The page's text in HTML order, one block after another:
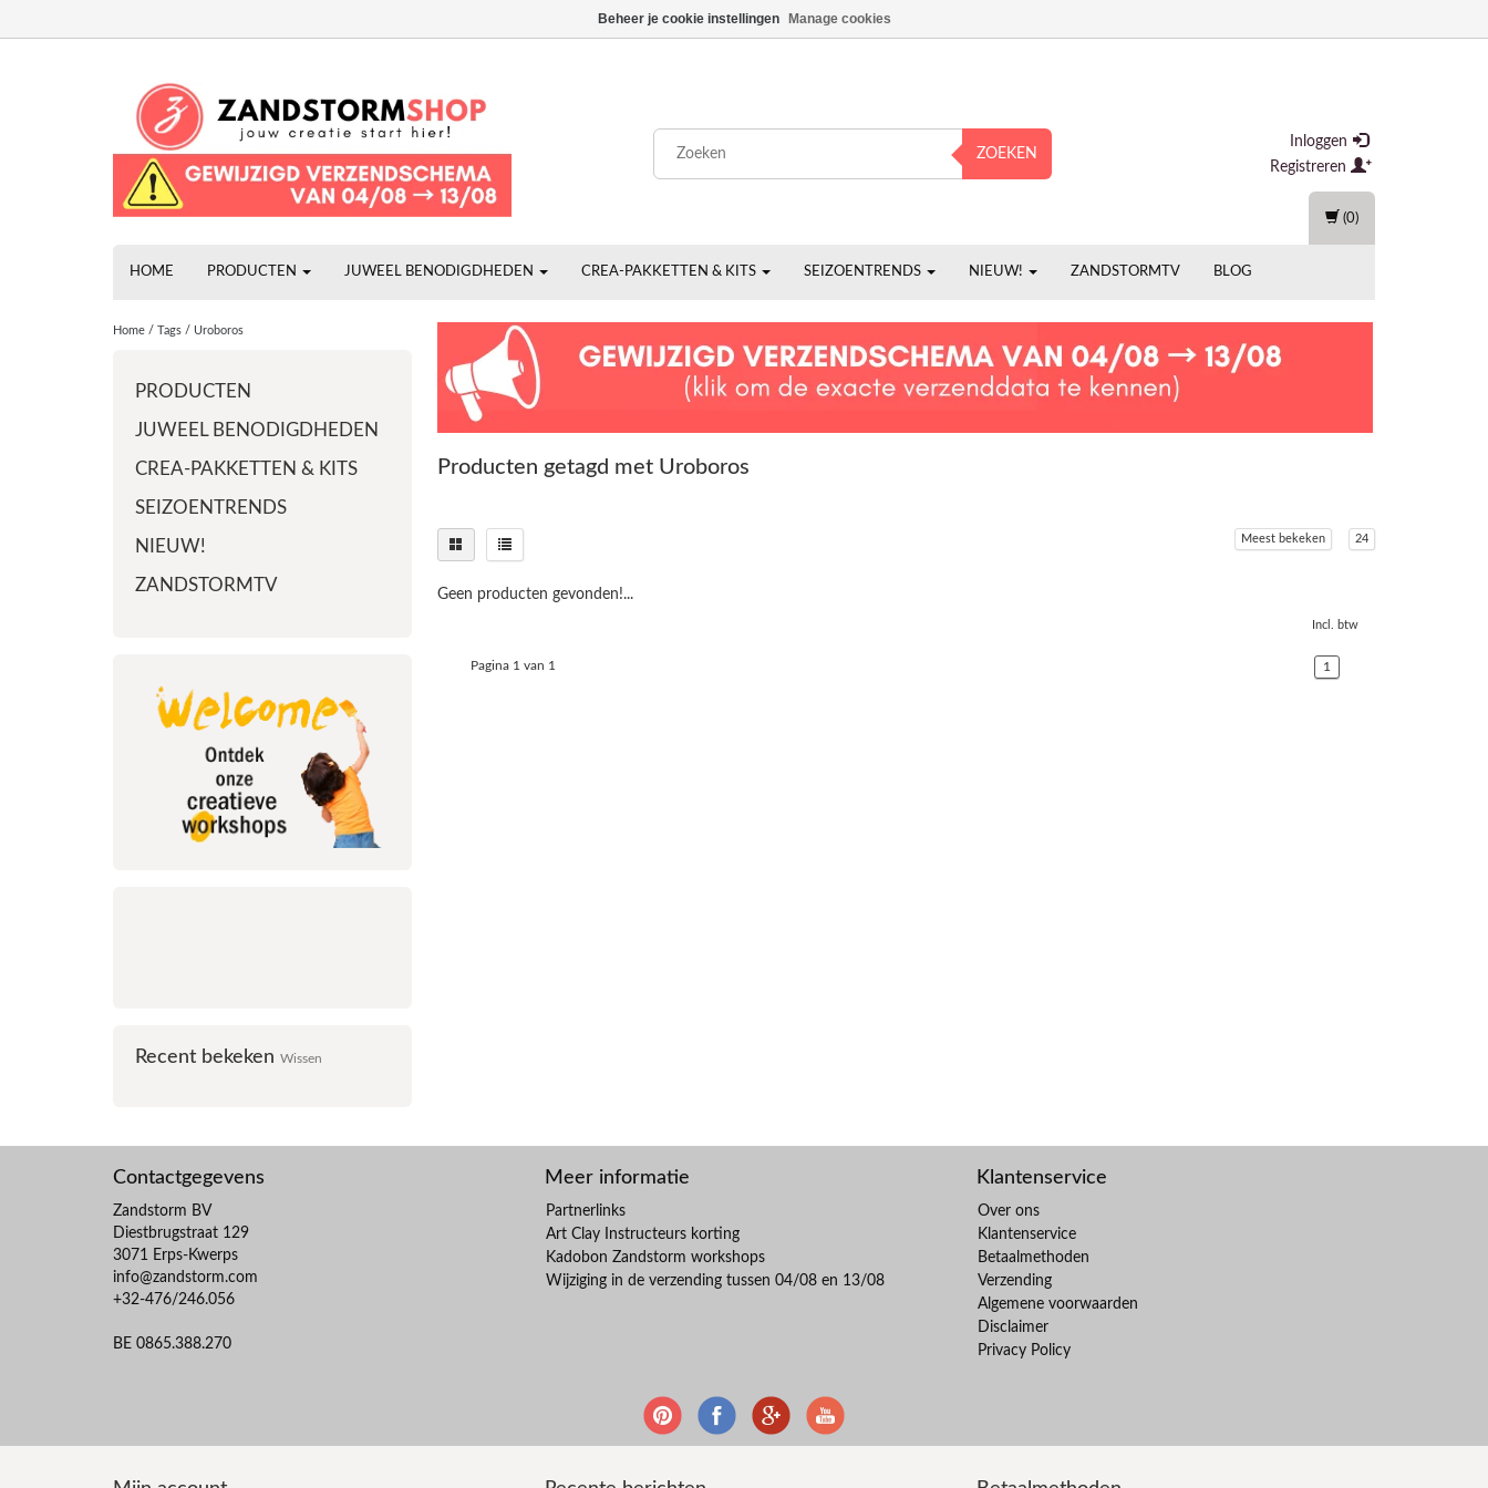
ZOEKEN
Inloggen
Registreren
HOME PRODUCTEN JUWEEL BENODIGDHEDEN CREA-PAKKETTEN & KITS SEIZOENTRENDS NIEUW! ZANDSTORMTV BLOG
(0)
Home / Tags / Uroboros
PRODUCTEN
JUWEEL BENODIGDHEDEN
CREA-PAKKETTEN & KITS
SEIZOENTRENDS
NIEUW!
ZANDSTORMTV
Recent bekeken Wissen
Producten getagd met Uroboros
Meest bekeken 24
Geen producten gevonden!...
Incl. btw
Pagina 1 van 1 1
Contactgegevens
Zandstorm BV
Diestbrugstraat 129
3071 Erps-Kwerps
info@zandstorm.com
+32-476/246.056
BE 0865.388.270
Meer informatie
Partnerlinks
Art Clay Instructeurs korting
Kadobon Zandstorm workshops
Wijziging in de verzending tussen 04/08 en 13/08
Klantenservice
Over ons
Klantenservice
Betaalmethoden
Verzending
Algemene voorwaarden
Disclaimer
Privacy Policy
Beheer je cookie instellingen Manage cookies